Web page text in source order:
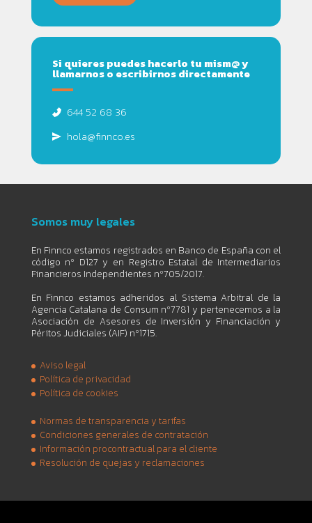
Si quieres puedes hacerlo tu mism@ y
llamarnos o escribirnos directamente
644 52 68 36
hola@finnco.es
Somos muy legales
En Finnco estamos registrados en Banco de España con el
código nº D127 y en Registro Estatal de Intermediarios
Financieros Independientes nº705/2017.
En Finnco estamos adheridos al Sistema Arbitral de la
Agencia Catalana de Consum nº7781 y pertenecemos a la
Asociación de Asesores de Inversión y Financiación y
Péritos Judiciales (AIF) nº1715.
Aviso legal
Política de privacidad
Política de cookies
Normas de transparencia y tarifas
Condiciones generales de contratación
Información procontractual para el cliente
Resolución de quejas y reclamaciones